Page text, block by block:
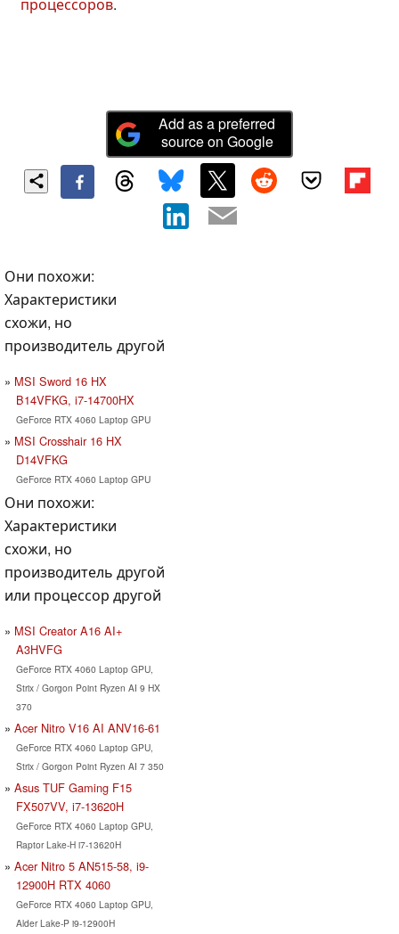
процессоров.
Add as a preferred
source on Google
Они похожи:
Характеристики
схожи, но
производитель другой
MSI Sword 16 HX
B14VFKG, i7-14700HX
GeForce RTX 4060 Laptop GPU
MSI Crosshair 16 HX
D14VFKG
GeForce RTX 4060 Laptop GPU
Они похожи:
Характеристики
схожи, но
производитель другой
или процессор другой
MSI Creator A16 AI+
A3HVFG
GeForce RTX 4060 Laptop GPU,
Strix / Gorgon Point Ryzen AI 9 HX
370
Acer Nitro V16 AI ANV16-61
GeForce RTX 4060 Laptop GPU,
Strix / Gorgon Point Ryzen AI 7 350
Asus TUF Gaming F15
FX507VV, i7-13620H
GeForce RTX 4060 Laptop GPU,
Raptor Lake-H i7-13620H
Acer Nitro 5 AN515-58, i9-
12900H RTX 4060
GeForce RTX 4060 Laptop GPU,
Alder Lake-P i9-12900H